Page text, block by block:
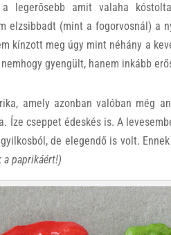
legerősebb amit valaha
elzsibbadt (mint a fogorvosnál) a
kínzott meg úgy mint néhány a
gyengült, hanem inkább
amely azonban valóban még
Íze cseppet édeskés is. A
de elegendő is volt.
a paprikáért!)